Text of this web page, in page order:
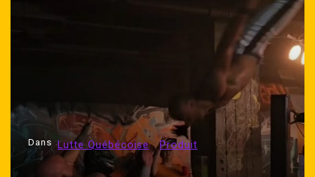
Dans Lutte 07 Lutte Québécoise